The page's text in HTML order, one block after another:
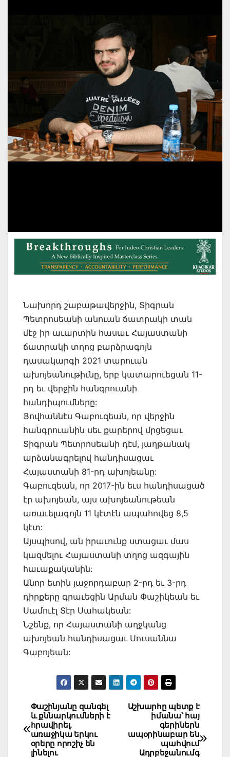
Նախորդ շաբաթավերջին, Տիգրան
Պետրոսեանի անուան ճատրակի տան
մէջ իր աւարտին հասաւ Հայաստանի
ճատրակի տղոց բարձրագոյն
դասակարգի 2021 տարուան
ախոյեանութիւնը, երբ կատարուեցան 11-
րդ եւ վերջին հանգրուանի
հանդիպումները:
Յովհաննէս Գաբուզեան, որ վերջին
հանգրուանին սեւ քարերով մրցեցաւ
Տիգրան Պետրոսեանի դէմ, յաղթանակ
արձանագրելով հանդիսացաւ
Հայաստանի 81-րդ ախոյեանը:
Գաբուզեան, որ 2017-ին եւս հանդիսացած
էր ախոյեան, այս ախոյեանութեան
առաւելագոյն 11 կէտէն ապահովեց 8,5
կէտ:
Այսպիսով, ան իրաւունք ստացաւ մաս
կազմելու Հայաստանի տղոց ազգային
հաւաքականին:
Անոր ետին յաջորդաբար 2-րդ եւ 3-րդ
դիրքերը գրաւեցին Արման Փաշիկեան եւ
Սամուէլ Տէր Սահակեան:
Նշենք, որ Հայաստանի աղջկանց
ախոյեան հանդիսացաւ Սուսաննա
Գաբոյեան:
Post
navigation
Աշխարհը պետք է
իմանա՝ հայ
գերիներն
ապօրինաբար են
պահվում
Ադրբեջանումգ
Փաշինյանը զանգել
և քննարկումների է
հրավիրել.
առաջիկա երկու
օրերը որոշիչ են
լինելու